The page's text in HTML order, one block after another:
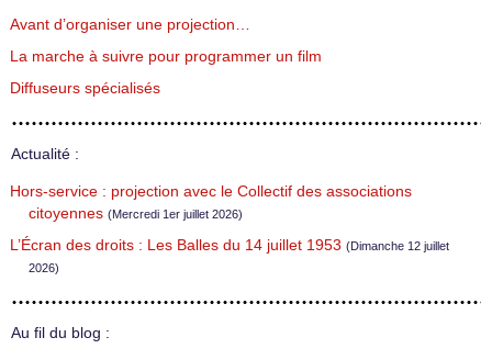
Avant d’organiser une projection…
La marche à suivre pour programmer un film
Diffuseurs spécialisés
Actualité :
Hors-service : projection avec le Collectif des associations
citoyennes (Mercredi 1er juillet 2026)
L’Écran des droits : Les Balles du 14 juillet 1953 (Dimanche 12 juillet
2026)
Au fil du blog :